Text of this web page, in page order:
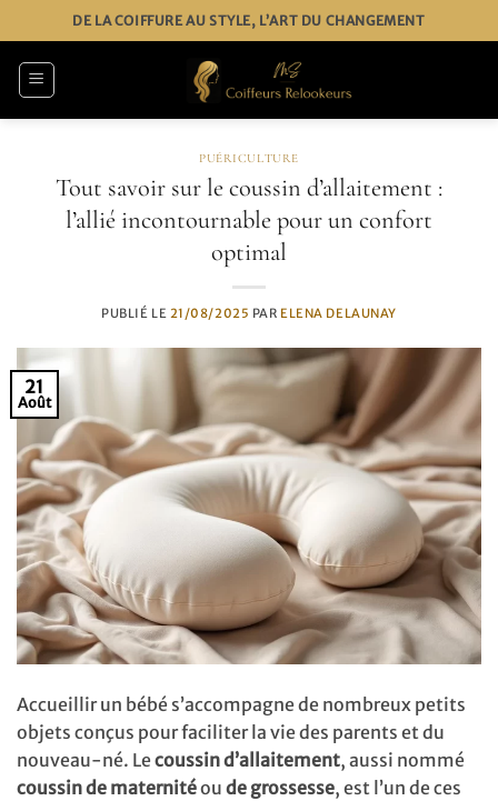
au
contenu
DE LA COIFFURE AU STYLE, L’ART DU CHANGEMENT
PUÉRICULTURE
Tout savoir sur le coussin d’allaitement :
l’allié incontournable pour un confort
optimal
PUBLIÉ LE 21/08/2025 PAR ELENA DELAUNAY
21
Août
Accueillir un bébé s’accompagne de nombreux petits
objets conçus pour faciliter la vie des parents et du
nouveau-né. Lecoussin d’allaitement, aussi nommé
coussin de maternitéou de grossesse, est l’un de ces